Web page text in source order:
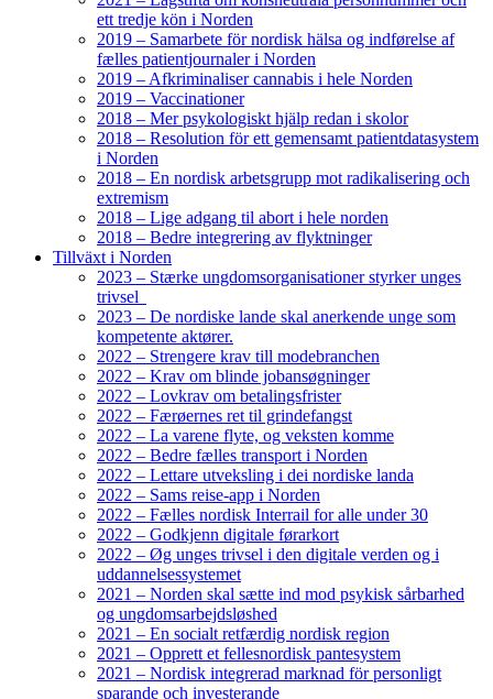
ett tredje kön i Norden
2019 – Samarbete för nordisk hälsa og indførelse af
fælles patientjournaler i Norden
2019 – Afkriminaliser cannabis i hele Norden
2019 – Vaccinationer
2018 – Mer psykologiskt hjälp redan i skolor
2018 – Resolution för ett gemensamt patientdatasystem
i Norden
2018 – En nordisk arbetsgrupp mot radikalisering och
extremism
2018 – Lige adgang til abort i hele norden
2018 – Bedre integrering av flyktninger
Tillväxt i Norden
2023 – Stærke ungdomsorganisationer styrker unges
trivsel
2023 – De nordiske lande skal anerkende unge som
kompetente aktører.
2022 – Strengere krav till modebranchen
2022 – Krav om blinde jobansøgninger
2022 – Lovkrav om betalingsfrister
2022 – Færøernes ret til grindefangst
2022 – La varene flyte, og veksten komme
2022 – Bedre fælles transport i Norden
2022 – Lettare utveksling i dei nordiske landa
2022 – Sams reise-app i Norden
2022 – Fælles nordisk Interrail for alle under 30
2022 – Godkjenn digitale førarkort
2022 – Øg unges trivsel i den digitale verden og i
uddannelsessystemet
2021 – Norden skal sætte ind mod psykisk sårbarhed
og ungdomsarbejdsløshed
2021 – En socialt retfærdig nordisk region
2021 – Opprett et fellesnordisk pantesystem
2021 – Nordisk integrerad marknad för personligt
sparande och investerande